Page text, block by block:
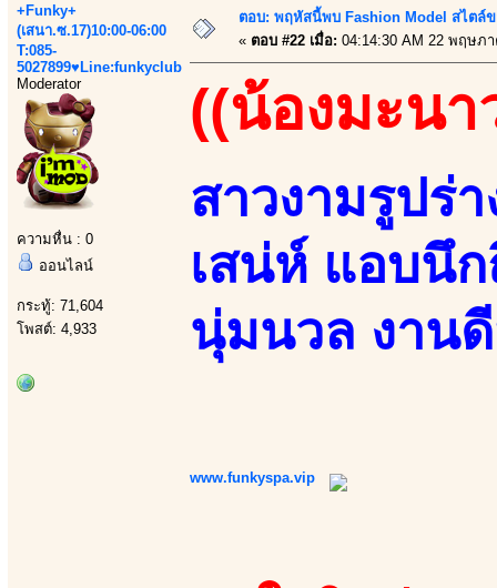
+Funky+
(เสนา.ซ.17)10:00-06:00
T:085-
5027899♥Line:funkyclub
Moderator
ความหื่น : 0
ออนไลน์
กระทู้: 71,604
โพสต์: 4,933
ตอบ: พฤหัสนี้พบ Fashion Model สไตล์ข
« ตอบ #22 เมื่อ: 04:14:30 AM 22 พฤษภ
((น้องมะนา
สาวงามรูปร่
เสน่ห์ แอบนึก
นุ่มนวล งาน
www.funkyspa.vip